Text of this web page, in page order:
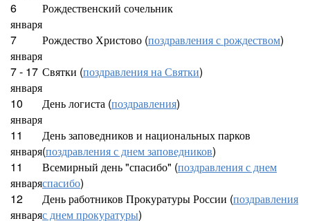
6
января
Рождественский сочельник
7
января
Рождество Христово (поздравления с рождеством)
7 - 17
января
Святки (поздравления на Святки)
10
января
День логиста (поздравления)
11
января
День заповедников и национальных парков
(поздравления с днем заповедников)
11
января
Всемирный день "спасибо" (поздравления с днем
спасибо)
12
января
День работников Прокуратуры России (поздравления
с днем прокуратуры)